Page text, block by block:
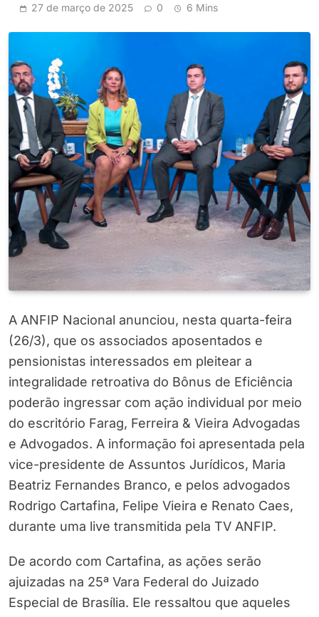
27 de março de 2025 0 6 Mins
A ANFIP Nacional anunciou, nesta quarta-feira
(26/3), que os associados aposentados e
pensionistas interessados em pleitear a
integralidade retroativa do Bônus de Eficiência
poderão ingressar com ação individual por meio
do escritório Farag, Ferreira & Vieira Advogadas
e Advogados. A informação foi apresentada pela
vice-presidente de Assuntos Jurídicos, Maria
Beatriz Fernandes Branco, e pelos advogados
Rodrigo Cartafina, Felipe Vieira e Renato Caes,
durante uma live transmitida pela TV ANFIP.
De acordo com Cartafina, as ações serão
ajuizadas na 25ª Vara Federal do Juizado
Especial de Brasília. Ele ressaltou que aqueles